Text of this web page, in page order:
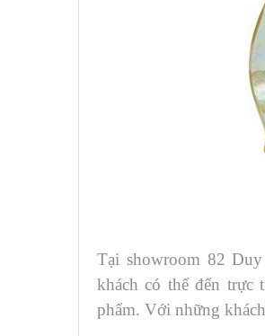
Tại showroom 82
khách có thể đến trực
phẩm. Với những